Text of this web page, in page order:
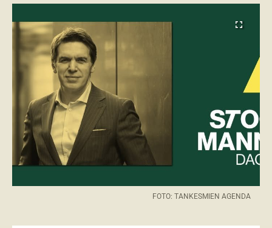
fullscreen
FOTO: TANKESMIEN AGENDA